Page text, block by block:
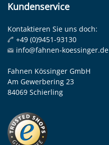
Kundenservice
Kontaktieren Sie uns doch:
+49 (0)9451-93130
info@fahnen-koessinger.de
Fahnen Kössinger GmbH
Am Gewerbering 23
84069 Schierling